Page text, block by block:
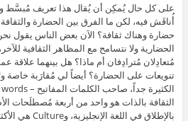
على كل حال يُمكِن أن يُقال هذا تعريف مُبسَّط
أُناقَش فيه، لكن ما الفرق بين الحضارة
حضارة وهناك ثقافة؟ الآن بعض الناس يقول
الحضارية ولا نتسامح مع المظاهر الثقافية
مُتعادِلان مُترادِفان أم ماذا؟ هل بينهما
تنويعات على الحضارة؟ أيضاً لي مُقارَبة خاصة
الثقافة بالذات هو واحد من أربعة مُصطلَحات